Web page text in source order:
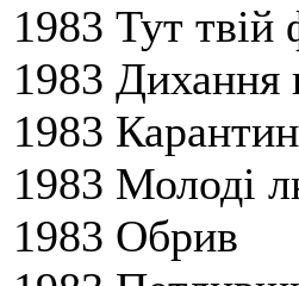
1983 Тут твій
1983 Дихання
1983 Карантин
1983 Молоді
1983 Обрив